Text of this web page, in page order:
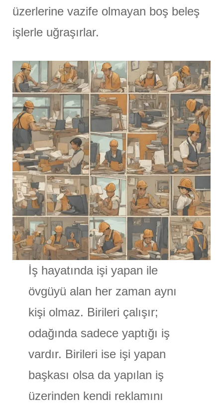
üzerlerine vazife olmayan boş beleş
işlerle uğraşırlar.
İş hayatında işi yapan ile
övgüyü alan her zaman aynı
kişi olmaz. Birileri çalışır;
odağında sadece yaptığı iş
vardır. Birileri ise işi yapan
başkası olsa da yapılan iş
üzerinden kendi reklamını